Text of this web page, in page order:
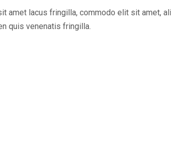
amet lacus fringilla, commodo elit sit amet,
quis venenatis fringilla.